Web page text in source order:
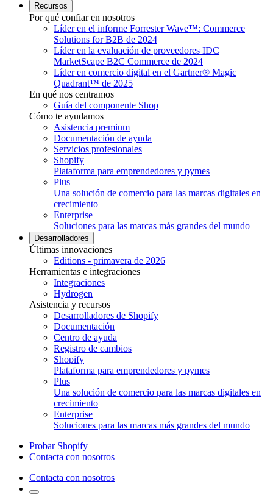
Recursos
Por qué confiar en nosotros
Líder en el informe Forrester Wave™: Commerce
Solutions for B2B de 2024
Líder en la evaluación de proveedores IDC
MarketScape B2C Commerce de 2024
Líder en comercio digital en el Gartner® Magic
Quadrant™ de 2025
En qué nos centramos
Guía del componente Shop
Cómo te ayudamos
Asistencia premium
Documentación de ayuda
Servicios profesionales
Shopify
Plataforma para emprendedores y pymes
Plus
Una solución de comercio para las marcas digitales en
crecimiento
Enterprise
Soluciones para las marcas más grandes del mundo
Desarrolladores
Últimas innovaciones
Editions - primavera de 2026
Herramientas e integraciones
Integraciones
Hydrogen
Asistencia y recursos
Desarrolladores de Shopify
Documentación
Centro de ayuda
Registro de cambios
Shopify
Plataforma para emprendedores y pymes
Plus
Una solución de comercio para las marcas digitales en
crecimiento
Enterprise
Soluciones para las marcas más grandes del mundo
Probar Shopify
Contacta con nosotros
Contacta con nosotros